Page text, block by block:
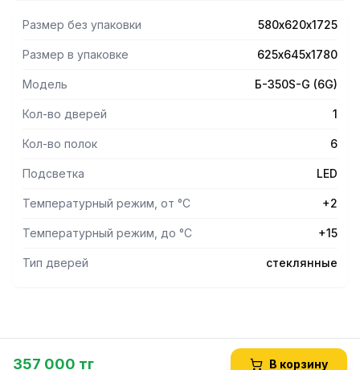
Размер без упаковки 580х620х1725
Размер в упаковке 625х645х1780
Модель Б-350S-G (6G)
Кол-во дверей 1
Кол-во полок 6
Подсветка LED
Температурный режим, от °С +2
Температурный режим, до °С +15
Тип дверей стеклянные
357 000 тг В корзину